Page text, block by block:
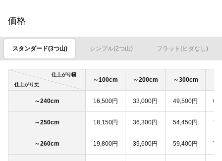
価格
スタンダード(3つ山) シンプル(2つ山) フラット(ヒダなし)
仕上がり幅
仕上がり丈
～100cm ～200cm ～300cm
～240cm 16,500円 33,000円 49,500円
～250cm 18,150円 36,300円 54,450円
～260cm 19,800円 39,600円 59,400円